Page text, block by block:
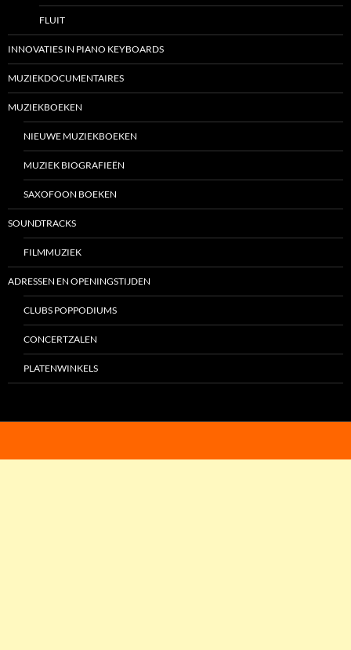
FLUIT
INNOVATIES IN PIANO KEYBOARDS
MUZIEKDOCUMENTAIRES
MUZIEKBOEKEN
NIEUWE MUZIEKBOEKEN
MUZIEK BIOGRAFIEËN
SAXOFOON BOEKEN
SOUNDTRACKS
FILMMUZIEK
ADRESSEN EN OPENINGSTIJDEN
CLUBS POPPODIUMS
CONCERTZALEN
PLATENWINKELS